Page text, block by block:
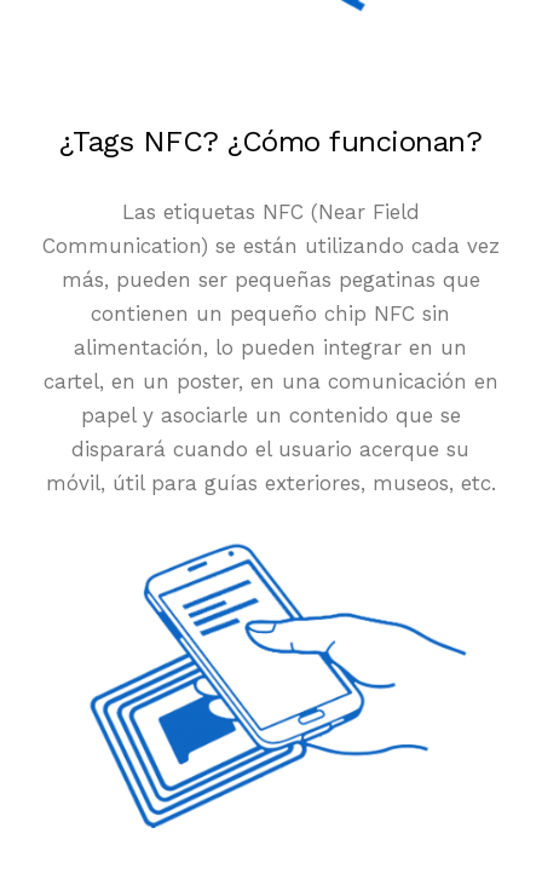
¿Tags NFC? ¿Cómo funcionan?
Las etiquetas NFC (Near Field
Communication) se están utilizando cada vez
más, pueden ser pequeñas pegatinas que
contienen un pequeño chip NFC sin
alimentación, lo pueden integrar en un
cartel, en un poster, en una comunicación en
papel y asociarle un contenido que se
disparará cuando el usuario acerque su
móvil, útil para guías exteriores, museos, etc.